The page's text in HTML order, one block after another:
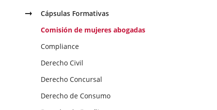
Cápsulas Formativas
Comisión de mujeres abogadas
Compliance
Derecho Civil
Derecho Concursal
Derecho de Consumo